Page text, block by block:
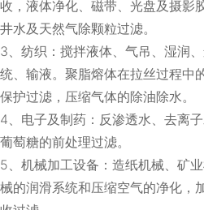
收，液体净化、磁带、光盘及摄影
井水及天然气除颗粒过滤。
3、纺织：搅拌液体、气吊、湿润
统、输液。聚脂熔体在拉丝过程中
保护过滤，压缩气体的除油除水。
4、电子及制药：反渗透水、去离
葡萄糖的前处理过滤。
5、机械加工设备：造纸机械、矿
械的润滑系统和压缩空气的净化，